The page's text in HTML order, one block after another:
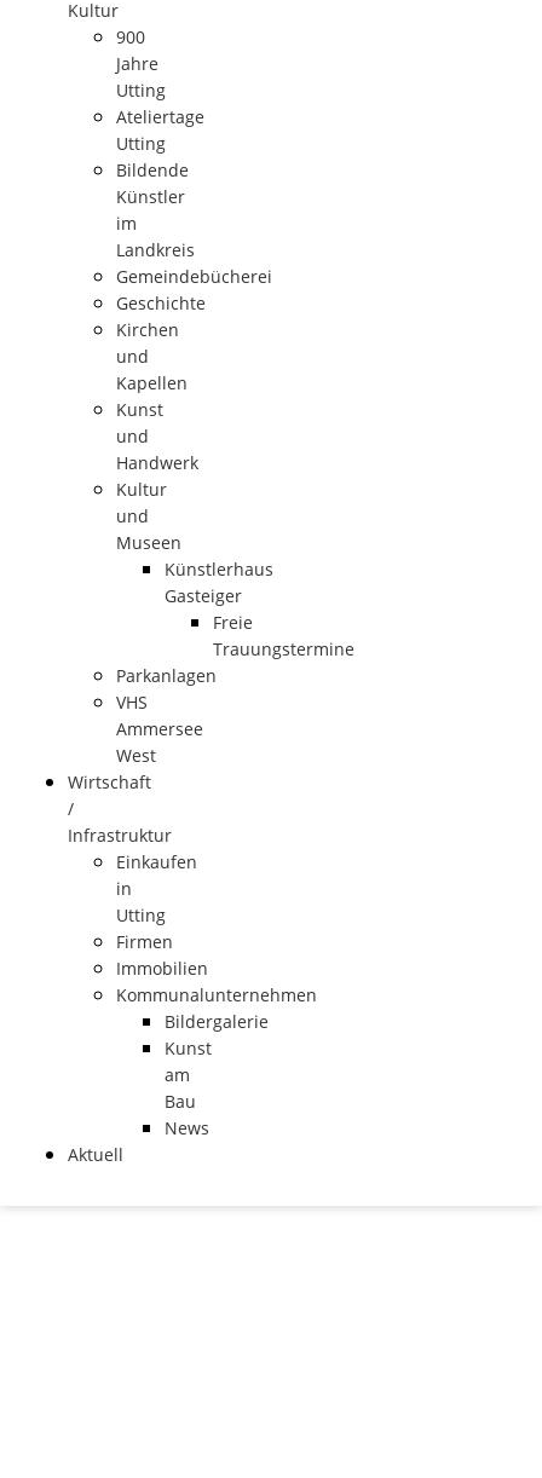
Kultur
900
Jahre
Utting
Ateliertage
Utting
Bildende
Künstler
im
Landkreis
Gemeindebücherei
Geschichte
Kirchen
und
Kapellen
Kunst
und
Handwerk
Kultur
und
Museen
Künstlerhaus
Gasteiger
Freie
Trauungstermine
Parkanlagen
VHS
Ammersee
West
Wirtschaft
/
Infrastruktur
Einkaufen
in
Utting
Firmen
Immobilien
Kommunalunternehmen
Bildergalerie
Kunst
am
Bau
News
Aktuell